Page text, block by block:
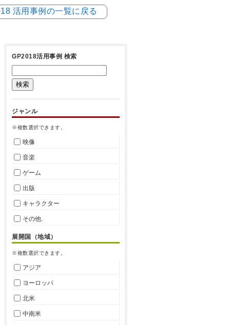
活用事例の一覧に戻る
GP2018活用事例 検索
ジャンル
※複数選択できます。
映像
音楽
ゲーム
出版
キャラクター
その他.
展開国（地域）
※複数選択できます。
アジア
ヨーロッパ
北米
中南米